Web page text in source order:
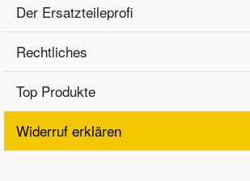
Der Ersatzteileprofi
Rechtliches
Top Produkte
Widerruf erklären